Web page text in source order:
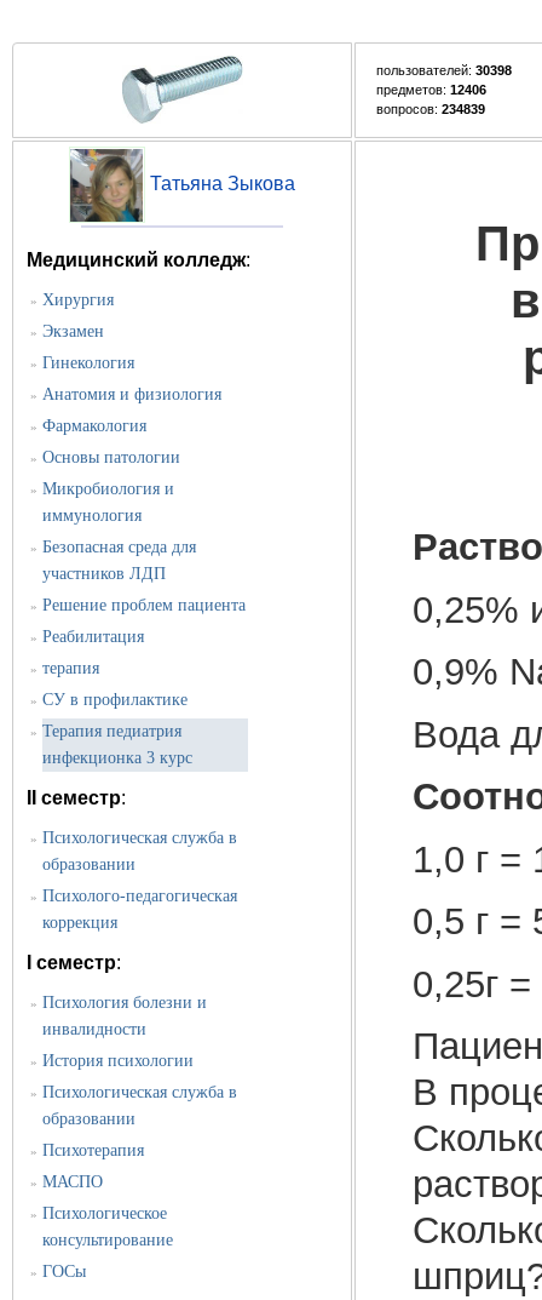
пользователей: 30398
предметов: 12406
вопросов: 234839
Татьяна Зыкова
Медицинский колледж:
» Хирургия
» Экзамен
» Гинекология
» Анатомия и физиология
» Фармакология
» Основы патологии
» Микробиология и
иммунология
» Безопасная среда для
участников ЛДП
» Решение проблем пациента
» Реабилитация
» терапия
» СУ в профилактике
» Терапия педиатрия
инфекционка 3 курс
II семестр:
» Психологическая служба в
образовании
» Психолого-педагогическая
коррекция
I семестр:
» Психология болезни и
инвалидности
» История психологии
» Психологическая служба в
образовании
» Психотерапия
» МАСПО
» Психологическое
консультирование
» ГОСы
0,25%
0,9%
Вода
1,0 г =
0,5 г =
0,25г
В